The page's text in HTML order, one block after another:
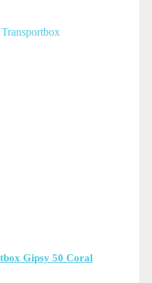
Gipsy 50 Coral